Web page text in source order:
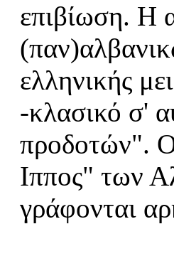
επιβίωση. Η
ελληνικής
-κλασικό σ'
προδοτών". Ο
Ιππος" των
γράφονται